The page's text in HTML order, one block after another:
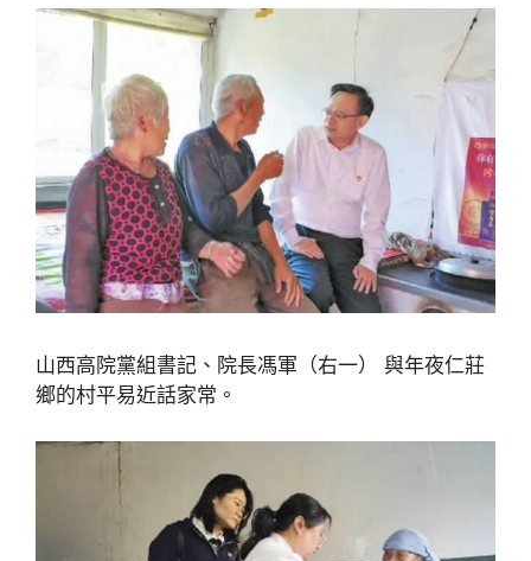
山西高院黨組書記、院長馮軍（右一） 與年夜仁莊
鄉的村平易近話家常。